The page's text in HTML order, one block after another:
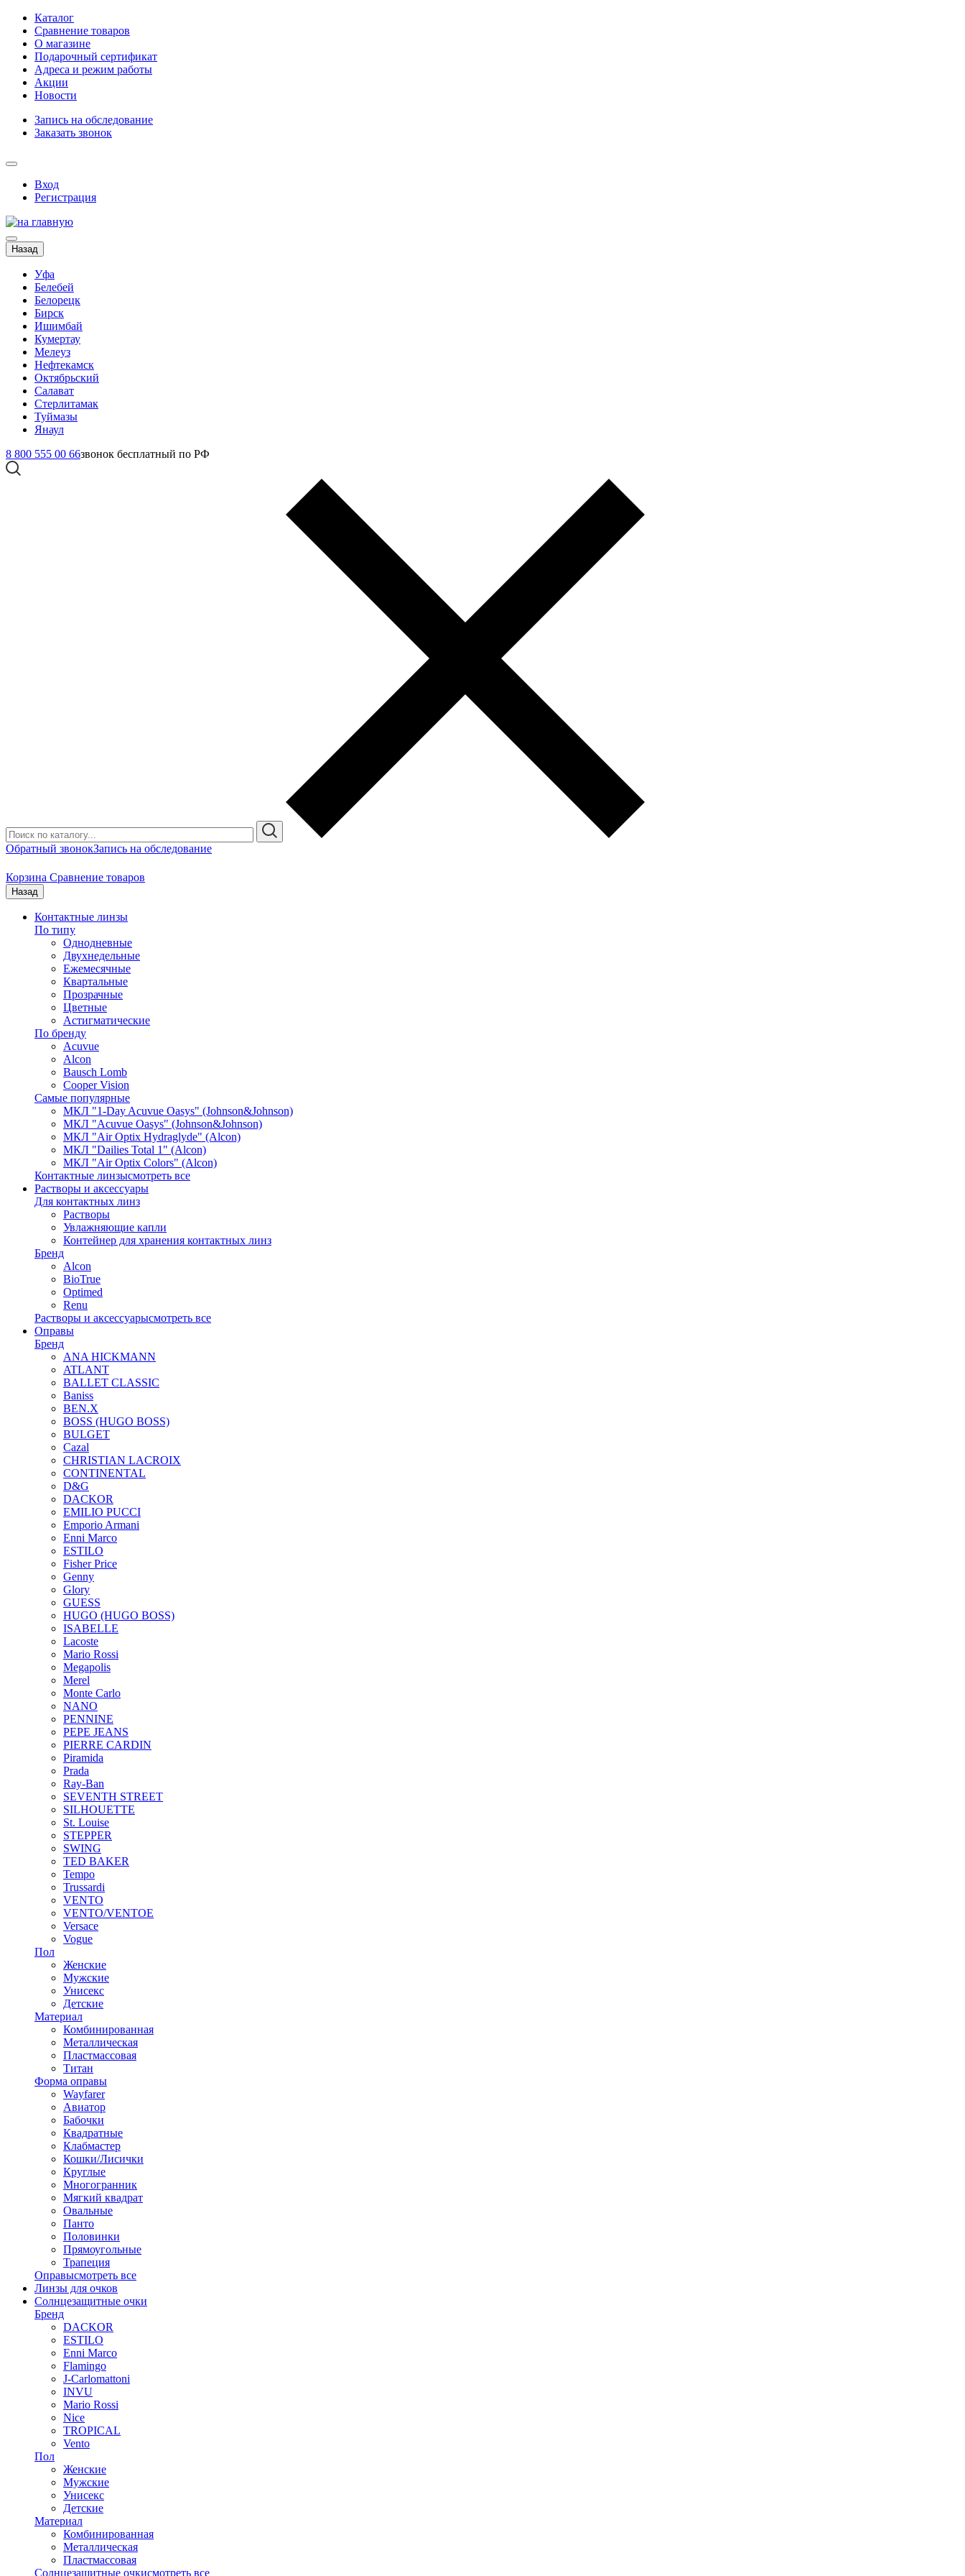
Каталог
Сравнение товаров
О магазине
Подарочный сертификат
Адреса и режим работы
Акции
Новости
Запись на обследование
Заказать звонок
Вход
Регистрация
Назад
Уфа
Белебей
Белорецк
Бирск
Ишимбай
Кумертау
Мелеуз
Нефтекамск
Октябрьский
Салават
Стерлитамак
Туймазы
Янаул
8 800 555 00 66звонок бесплатный по РФ
Обратный звонокЗапись на обследование
Корзина Сравнение товаров
Назад
Контактные линзы
По типу
Однодневные
Двухнедельные
Ежемесячные
Квартальные
Прозрачные
Цветные
Астигматические
По бренду
Acuvue
Alcon
Bausch Lomb
Cooper Vision
Самые популярные
МКЛ "1-Day Acuvue Oasys" (Johnson&Johnson)
МКЛ "Acuvue Oasys" (Johnson&Johnson)
МКЛ "Air Optix Hydraglyde" (Alcon)
МКЛ "Dailies Total 1" (Alcon)
МКЛ "Air Optix Colors" (Alcon)
Контактные линзысмотреть все
Растворы и аксессуары
Для контактных линз
Растворы
Увлажняющие капли
Контейнер для хранения контактных линз
Бренд
Alcon
BioTrue
Optimed
Renu
Растворы и аксессуарысмотреть все
Оправы
Бренд
ANA HICKMANN
ATLANT
BALLET CLASSIC
Baniss
BEN.X
BOSS (HUGO BOSS)
BULGET
Cazal
CHRISTIAN LACROIX
CONTINENTAL
D&G
DACKOR
EMILIO PUCCI
Emporio Armani
Enni Marco
ESTILO
Fisher Price
Genny
Glory
GUESS
HUGO (HUGO BOSS)
ISABELLE
Lacoste
Mario Rossi
Megapolis
Merel
Monte Carlo
NANO
PENNINE
PEPE JEANS
PIERRE CARDIN
Piramida
Prada
Ray-Ban
SEVENTH STREET
SILHOUETTE
St. Louise
STEPPER
SWING
TED BAKER
Tempo
Trussardi
VENTO
VENTO/VENTOE
Versace
Vogue
Пол
Женские
Мужские
Унисекс
Детские
Материал
Комбинированная
Металлическая
Пластмассовая
Титан
Форма оправы
Wayfarer
Авиатор
Бабочки
Квадратные
Клабмастер
Кошки/Лисички
Круглые
Многогранник
Мягкий квадрат
Овальные
Панто
Половинки
Прямоугольные
Трапеция
Оправысмотреть все
Линзы для очков
Солнцезащитные очки
Бренд
DACKOR
ESTILO
Enni Marco
Flamingo
J-Carlomattoni
INVU
Mario Rossi
Nice
TROPICAL
Vento
Пол
Женские
Мужские
Унисекс
Детские
Материал
Комбинированная
Металлическая
Пластмассовая
Солнцезащитные очкисмотреть все